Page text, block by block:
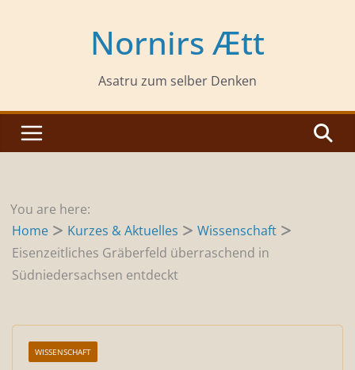
Nornirs Ætt
Asatru zum selber Denken
You are here:
Home
Kurzes & Aktuelles
Wissenschaft
Eisenzeitliches Gräberfeld überraschend in
Südniedersachsen entdeckt
WISSENSCHAFT